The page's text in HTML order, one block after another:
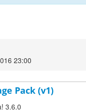
23:00
Pack (v1)
3.6.0